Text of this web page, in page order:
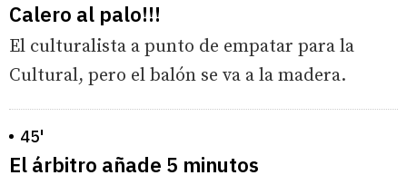
Calero al palo!!!
El culturalista a punto de empatar para la
Cultural, pero el balón se va a la madera.
45'
El árbitro añade 5 minutos